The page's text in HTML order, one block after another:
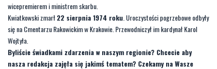
Wojtyła.
Byliście świadkami zdarzenia w naszym regionie? Chcecie aby
nasza redakcja zajęła się jakimś tematem? Czekamy na Wasze
sygnały i informacje. Można kontaktować się z naszą redakcją za
pośrednictwemstrony facebookoweji mailowo:
redakcja@nadmorski24.pl. Dyżurujemy także pod numerem